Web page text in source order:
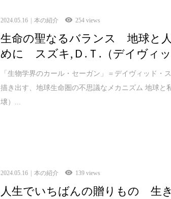
2024.05.16 本の紹介 254 views
生命の聖なるバランス 地球と
めに スズキ,Ｄ.Ｔ.（デイヴィッ
「生物学界のカール・セーガン」＝デイヴィッド・
描き出す、地球生命圏の不思議なメカニズム 地球と
壌）...
2024.05.16 本の紹介 139 views
人生でいちばんの贈りもの 生